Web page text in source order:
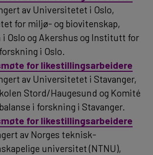
av Universitetet i Oslo,
for miljø- og biovitenskap,
i Oslo og Akershus og Institutt for
i Oslo.
for likestillingsarbeidere
av Universitetet i Stavanger,
Stord/Haugesund og Komité
i forskning i Stavanger.
for likestillingsarbeidere
av Norges teknisk-
universitet (NTNU),